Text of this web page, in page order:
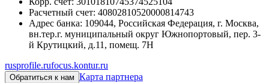
Расчетный счет: 40802810520000814743
Адрес банка: 109044, Российская Федерация, г. Москва,
вн.тер.г. муниципальный округ Южнопортовый, пер. 3-
й Крутицкий, д.11, помещ. 7Н
rusprofile.rufocus.kontur.ru
Обратиться к нам Карта партнера